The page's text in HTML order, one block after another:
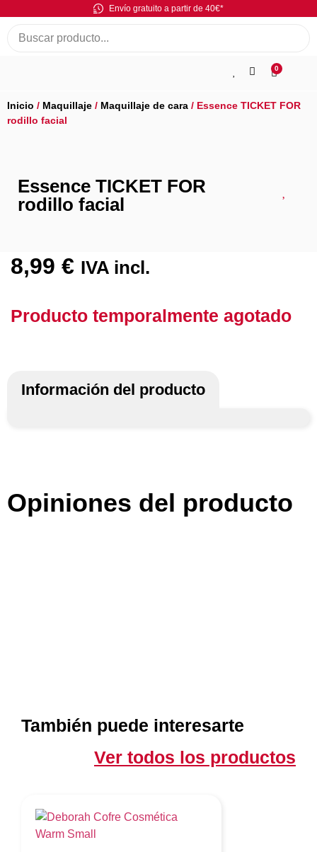
Envío gratuito a partir de 40€*
0
Inicio / Maquillaje / Maquillaje de cara / Essence TICKET FOR
rodillo facial
Essence TICKET FOR
rodillo facial
8,99 € IVA incl.
Producto temporalmente agotado
Información del producto
Opiniones del producto
También puede interesarte
Ver todos los productos